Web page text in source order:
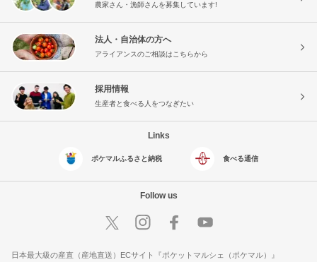
農家さん・漁師さんを募集しています!
法人・自治体の方へ
アライアンスのご相談はこちらから
採用情報
生産者と食べる人をつなぎたい
Links
ポケマルふるさと納税 食べる通信
Follow us
日本最大級の産直（産地直送）ECサイト『ポケットマルシェ（ポケマル）』